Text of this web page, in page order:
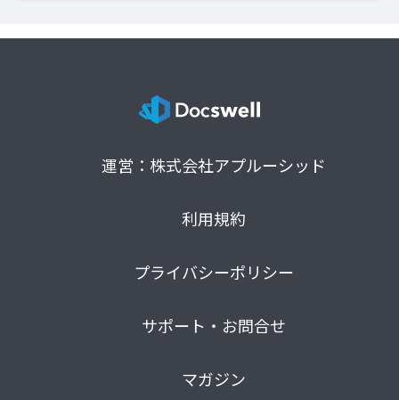
運営：株式会社アプルーシッド
利用規約
プライバシーポリシー
サポート・お問合せ
マガジン